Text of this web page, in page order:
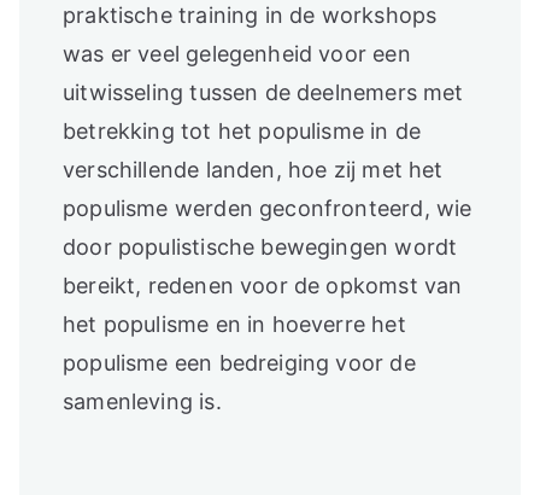
praktische training in de workshops
was er veel gelegenheid voor een
uitwisseling tussen de deelnemers met
betrekking tot het populisme in de
verschillende landen, hoe zij met het
populisme werden geconfronteerd, wie
door populistische bewegingen wordt
bereikt, redenen voor de opkomst van
het populisme en in hoeverre het
populisme een bedreiging voor de
samenleving is.